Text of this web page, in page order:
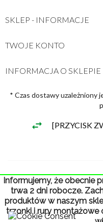
Informujemy, że obecnie
trwa 2 dni robocze.
produktów w naszym
trzonki i rury montażowe
SKLEP - INFORMACJE
TWOJE KONTO
INFORMACJA O SKLEPIE
* Czas dostawy uzależniony
[PRZYCISK
© 2026 - sklep